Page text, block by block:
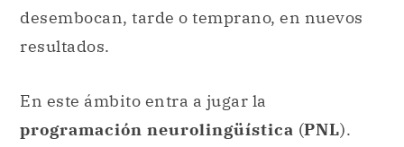
desembocan, tarde o temprano, en nuevos
resultados.
En este ámbito entra a jugar la
programación neurolingüística (PNL).